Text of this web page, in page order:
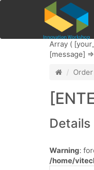
Array (
[message]
Order
Details
Warning:
/home/